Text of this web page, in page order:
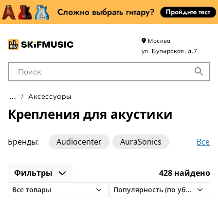
Поле для Поиска
Москва
ул. Бутырская, д.7
Аксессуары
Крепления для акустики
Бренды: Все
Audiocenter
AuraSonics
Electro-Voice
JBL
K&M
MOOSE OnStage
ProX
Фильтры 428 найдено